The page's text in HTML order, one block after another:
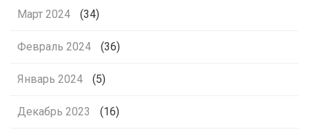
Март 2024 (34)
Февраль 2024 (36)
Январь 2024 (5)
Декабрь 2023 (16)